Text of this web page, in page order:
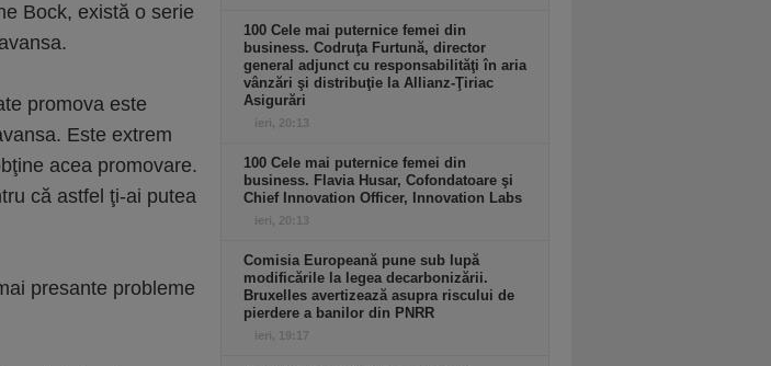
Bock, există o serie
promova este
Este extrem
acea promovare.
că astfel ţi-ai putea
presante probleme
100 Cele mai puternice femei din
business. Codruţa Furtună, director
general adjunct cu responsabilităţi în aria
vânzări şi distribuţie la Allianz-Ţiriac
Asigurări
ieri, 20:13
100 Cele mai puternice femei din
business. Flavia Husar, Cofondatoare şi
Chief Innovation Officer, Innovation Labs
ieri, 20:13
Comisia Europeană pune sub lupă
modificările la legea decarbonizării.
Bruxelles avertizează asupra riscului de
pierdere a banilor din PNRR
ieri, 19:17